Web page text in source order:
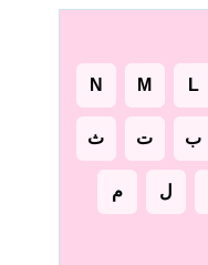
L
M
N
ب ت ث
ل م